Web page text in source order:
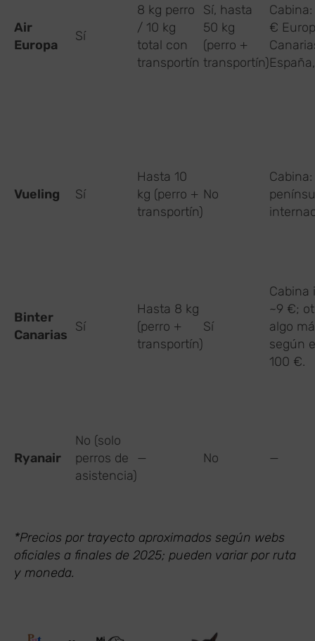
Air
Europa
Sí
8 kg perro
/ 10 kg
total con
transportín
Sí, hasta
50 kg
(perro +
transportín)
€
Vueling Sí
Hasta 10
kg (perro +
transportín)
No
Binter
Canarias
Sí
Hasta 8 kg
(perro +
transportín)
Sí
Cabina
~9 €;
algo
según
100 €.
Ryanair
No (solo
perros de
asistencia)
— No —
*Precios por trayecto aproximados según webs
oficiales a finales de 2025; pueden variar por ruta
y moneda.